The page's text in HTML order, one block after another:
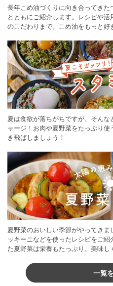
長年こめ油づくりに向き合ってき
とともにご紹介します。レシピや
のこだわりまで。こめ油をもっと
夏は食欲が落ちがちですが、そん
ャージ！お肉や夏野菜をたっぷり
き飛ばしましょう！
夏野菜のおいしい季節がやってき
ッキーニなどを使ったレシピをご
た夏野菜は栄養もたっぷり。美味
一覧